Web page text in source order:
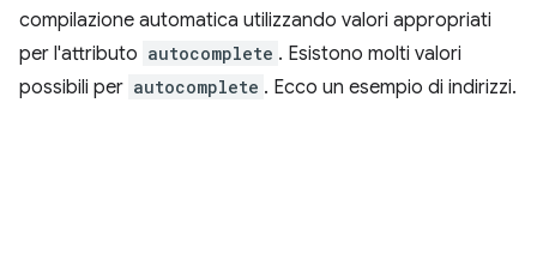
compilazione automatica utilizzando valori appropriati
per l'attributo autocomplete . Esistono molti valori
possibili per autocomplete . Ecco un esempio di indirizzi.